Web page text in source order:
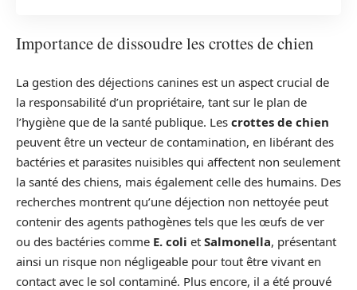
Importance de dissoudre les crottes de chien
La gestion des déjections canines est un aspect crucial de
la responsabilité d’un propriétaire, tant sur le plan de
l’hygiène que de la santé publique. Les crottes de chien
peuvent être un vecteur de contamination, en libérant des
bactéries et parasites nuisibles qui affectent non seulement
la santé des chiens, mais également celle des humains. Des
recherches montrent qu’une déjection non nettoyée peut
contenir des agents pathogènes tels que les œufs de ver
ou des bactéries comme E. coli et Salmonella, présentant
ainsi un risque non négligeable pour tout être vivant en
contact avec le sol contaminé. Plus encore, il a été prouvé